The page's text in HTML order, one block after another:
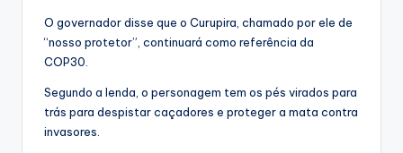
O governador disse que o Curupira, chamado por ele de
“nosso protetor”, continuará como referência da
COP30.
Segundo a lenda, o personagem tem os pés virados para
trás para despistar caçadores e proteger a mata contra
invasores.